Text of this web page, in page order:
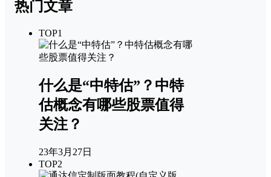
热门文章
TOP1
什么是“中特估”？中特
估概念有哪些股票值得
关注？
23年3月27日
TOP2